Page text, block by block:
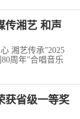
传湘艺 和声
湘艺传承”2025
周年”合唱音乐
获省级一等奖